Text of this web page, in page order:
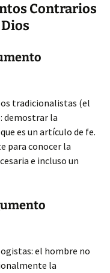
Contrarios
tradicionalistas (el
demostrar la
es un artículo de fe.
para conocer la
e incluso un
el hombre no
la